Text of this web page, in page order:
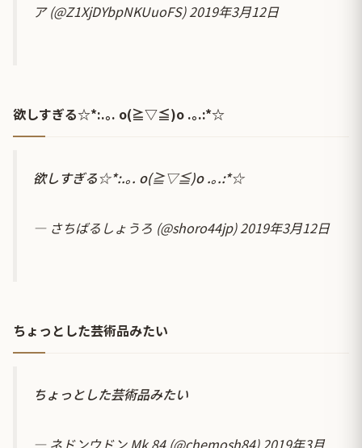
ア (@Z1XjDYbpNKUuoFS)2019年3月12日
欲しすぎる☆*:.｡. o(≧▽≦)o .｡.:*☆
欲しすぎる☆*:.｡. o(≧▽≦)o .｡.:*☆
— さちばるしょうろ (@shoro44jp)2019年3月12日
ちょっとした芸術品みたい
ちょっとした芸術品みたい
— ネドンウドン Mk.84 (@chemosh84) 2019年3月